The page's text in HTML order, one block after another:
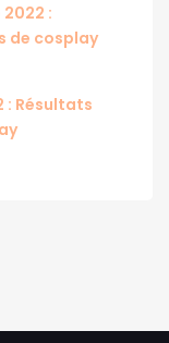
:
de cosplay
: Résultats